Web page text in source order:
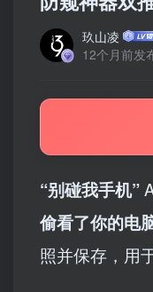
玖山凌
12个月前发
“别碰我手机”
偷看了你的电
照并保存，用